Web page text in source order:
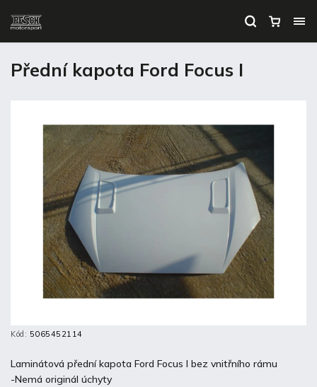
Přední kapota Ford Focus I
Kód: 5065452114
Laminátová přední kapota Ford Focus I bez vnitřního rámu
-Nemá originál úchyty